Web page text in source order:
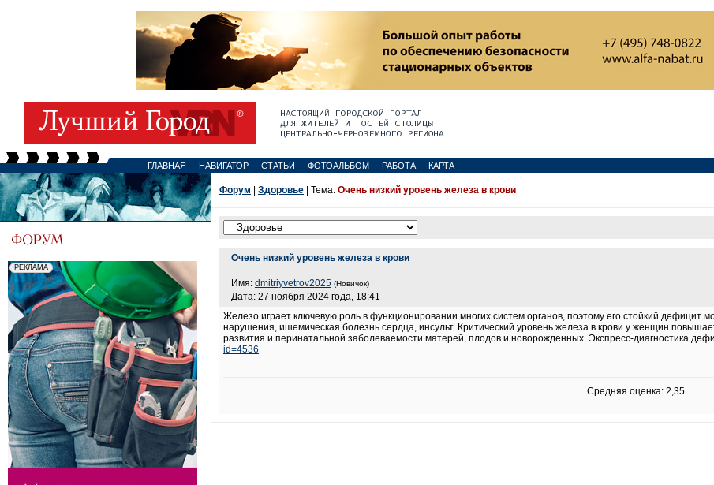
ГЛАВНАЯ НАВИГАТОР СТАТЬИ ФОТОАЛЬБОМ РАБОТА КАРТА
Форум Здоровье | Тема: Очень низкий уровень железа в крови
Очень низкий уровень железа в крови
Имя: dmitriyvetrov2025 (Новичок)
Дата: 27 ноября 2024 года, 18:41
Железо играет ключевую роль в функционировании многих систем органов, поэтому его стойкий дефицит
нарушения, ишемическая болезнь сердца, инсульт. Критический уровень железа в крови у женщин
развития и перинатальной заболеваемости матерей, плодов и новорожденных. Экспресс-диагностика
id=4536
Средняя оценка: 2,35